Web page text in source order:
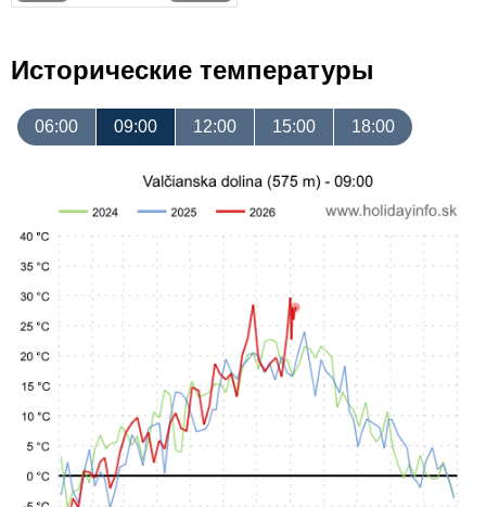
Исторические температуры
06:00 09:00 12:00 15:00 18:00